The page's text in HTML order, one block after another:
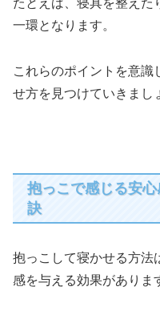
一環となります。
これらのポイントを意識
せ方を見つけていきまし
抱っこで感じる安
訣
抱っこして寝かせる方法
感を与える効果がありま